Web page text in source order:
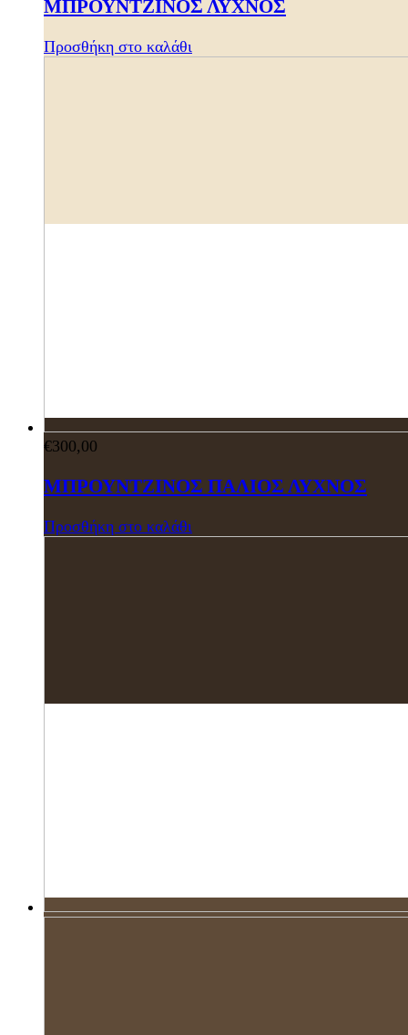
ΜΠΡΟΥΝΤΖΙΝΟΣ ΛΥΧΝΟΣ
Προσθήκη στο καλάθι
€300,00
ΜΠΡΟΥΝΤΖΙΝΟΣ ΠΑΛΙΟΣ ΛΥΧΝΟΣ
Προσθήκη στο καλάθι